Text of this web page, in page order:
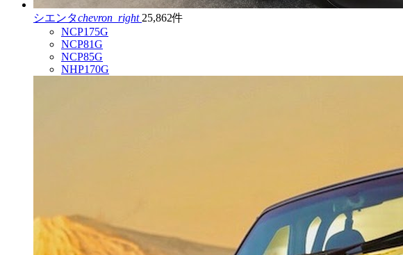
シエンタchevron_right 25,862件
NCP175G
NCP81G
NCP85G
NHP170G